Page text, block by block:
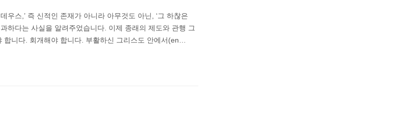
우스,’ 즉 신적인 존재가 아니라 아무것도 아닌, ‘그 하찮은
하다는 사실을 알려주었습니다. 이제 종래의 제도와 관행 그
니다. 회개해야 합니다. 부활하신 그리스도 안에서(en…